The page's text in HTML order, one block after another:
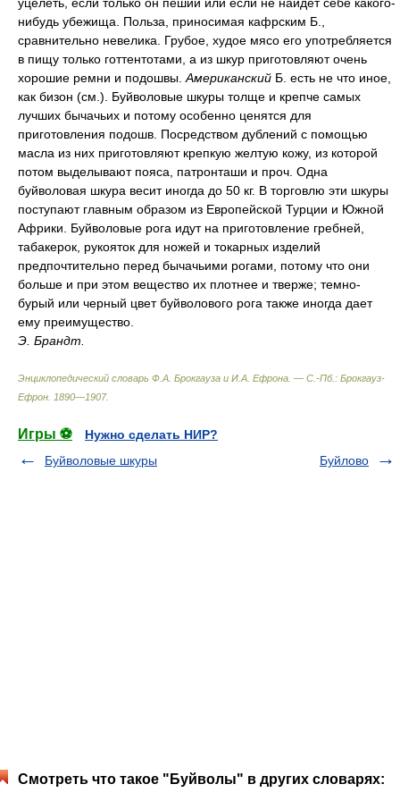
нибудь убежища. Польза, приносимая кафрским Б.,
сравнительно невелика. Грубое, худое мясо его употребляется
в пищу только готтентотами, а из шкур приготовляют очень
хорошие ремни и подошвы. Американский Б. есть не что иное,
как бизон (см.). Буйволовые шкуры толще и крепче самых
лучших бычачьих и потому особенно ценятся для
приготовления подошв. Посредством дублений с помощью
масла из них приготовляют крепкую желтую кожу, из которой
потом выделывают пояса, патронташи и проч. Одна
буйволовая шкура весит иногда до 50 кг. В торговлю эти шкуры
поступают главным образом из Европейской Турции и Южной
Африки. Буйволовые рога идут на приготовление гребней,
табакерок, рукояток для ножей и токарных изделий
предпочтительно перед бычачьими рогами, потому что они
больше и при этом вещество их плотнее и тверже; темно-
бурый или черный цвет буйволового рога также иногда дает
ему преимущество.
Э. Брандт.
Энциклопедический словарь Ф.А. Брокгауза и И.А. Ефрона. — С.-Пб.: Брокгауз-
Ефрон 1890—1907.
Игры ⚽
Нужно сделать НИР?
Буйволовые шкуры
Буйлово
Смотреть что такое "Буйволы" в других словарях: